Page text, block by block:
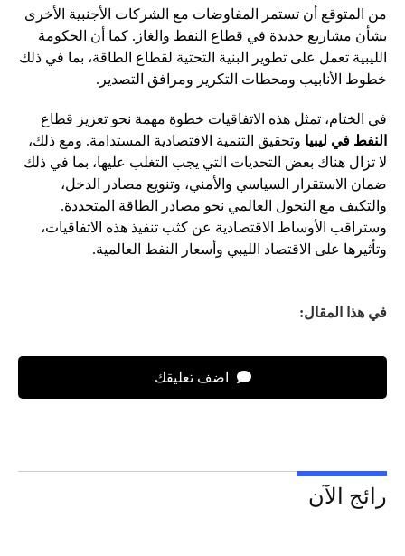
من المتوقع أن تستمر المفاوضات مع الشركات الأجنبية الأخرى
بشأن مشاريع جديدة في قطاع النفط والغاز. كما أن الحكومة
الليبية تعمل على تطوير البنية التحتية لقطاع الطاقة، بما في ذلك
خطوط الأنابيب ومحطات التكرير ومرافق التصدير.
في الختام، تمثل هذه الاتفاقيات خطوة مهمة نحو تعزيز قطاع
النفط في ليبيا وتحقيق التنمية الاقتصادية المستدامة. ومع ذلك،
لا تزال هناك بعض التحديات التي يجب التغلب عليها، بما في ذلك
ضمان الاستقرار السياسي والأمني، وتنويع مصادر الدخل،
والتكيف مع التحول العالمي نحو مصادر الطاقة المتجددة.
وستراقب الأوساط الاقتصادية عن كثب تنفيذ هذه الاتفاقيات،
وتأثيرها على الاقتصاد الليبي وأسعار النفط العالمية.
في هذا المقال:
اضف تعليقك
رائج الآن